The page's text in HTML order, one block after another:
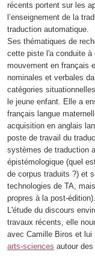
récents portent sur les
l’enseignement de la
traduction automatique.
Ses thématiques de
cette piste l'a conduite à
mouvement en français
nominales et verbales
catégories
le jeune enfant. Elle a
français langue
acquisition en anglais
poste de travail du
systèmes de traduction
épistémologique (quel
de corpus traduits ?) et
technologies de TA,
propres à la post-édition).
L'étude du discours
travaux récents, elle
avec Camille Biros et lui
arts-sciences autour